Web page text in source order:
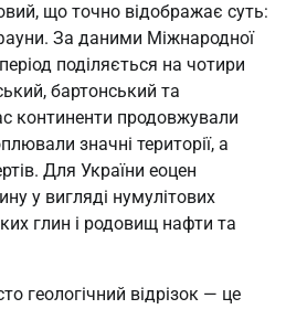
що точно відображає суть:
За даними Міжнародної
період поділяється на чотири
бартонський та
континенти продовжували
значні території, а
Для України еоцен
у вигляді нумулітових
глин і родовищ нафти та
геологічний відрізок — це